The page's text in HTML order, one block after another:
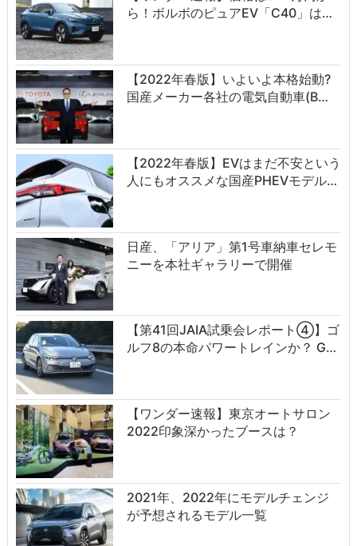
ら！ボルボのピュアEV「C40」は…
【2022年春版】いよいよ本格始動?
国産メーカー各社の電気自動車(B…
【2022年春版】EVはまだ不安という
人にもオススメな国産PHEVモデル…
日産、「アリア」第1号車納車セレモ
ニーを本社ギャラリーで開催
【第41回JAIA試乗会レポート④】ゴ
ルフ8の本命パワートレインか？ G…
【ワンダー速報】東京オートサロン
2022印象深かったブースは？
2021年、2022年にモデルチェンジ
が予想されるモデル一覧